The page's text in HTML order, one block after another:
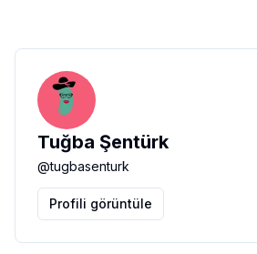
Tuğba Şentürk
@tugbasenturk
Profili görüntüle